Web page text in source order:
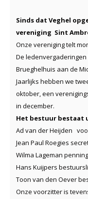
Sinds dat Veghel
vereniging Sint
Onze vereniging telt
De
Brueghelhuis aan de
Jaarlijks hebben we
oktober, een
in december.
Het bestuur bestaat
Ad van der Heijden
Jean Paul Roegies
Wilma Lageman
Hans Kuijpers
Toon van den Oever
Onze voorzitter is